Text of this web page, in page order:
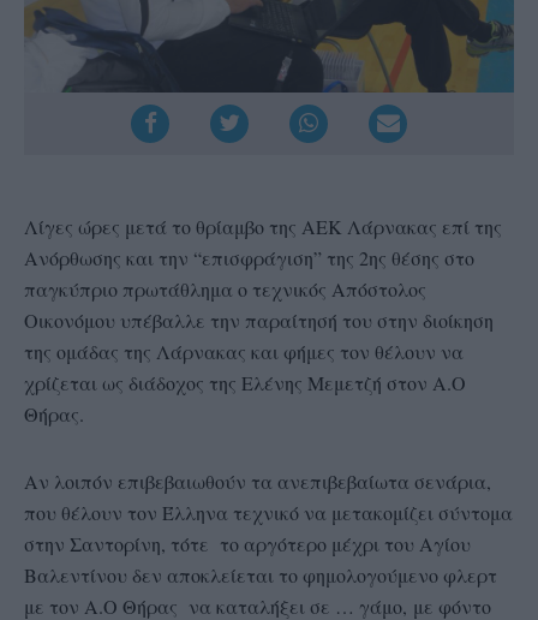
Λίγες ώρες μετά το θρίαμβο της ΑΕΚ Λάρνακας επί της
Ανόρθωσης και την “επισφράγιση” της 2ης θέσης στο
παγκύπριο πρωτάθλημα ο τεχνικός Απόστολος
Οικονόμου υπέβαλλε την παραίτησή του στην διοίκηση
της ομάδας της Λάρνακας και φήμες τον θέλουν να
χρίζεται ως διάδοχος της Ελένης Μεμετζή στον Α.Ο
Θήρας.
Αν λοιπόν επιβεβαιωθούν τα ανεπιβεβαίωτα σενάρια,
που θέλουν τον Έλληνα τεχνικό να μετακομίζει σύντομα
στην Σαντορίνη, τότε το αργότερο μέχρι του Αγίου
Βαλεντίνου δεν αποκλείεται το φημολογούμενο φλερτ
με τον Α.Ο Θήρας να καταλήξει σε … γάμο, με φόντο